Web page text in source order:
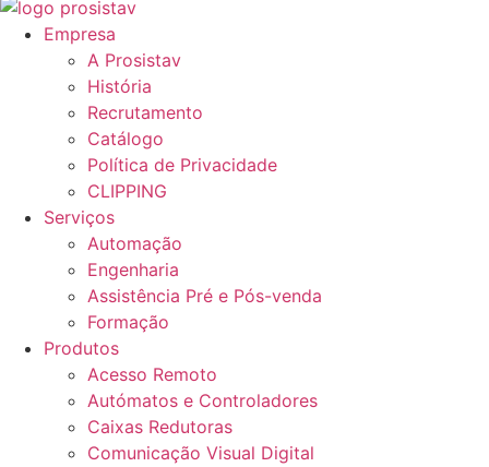
Empresa
A Prosistav
História
Recrutamento
Catálogo
Política de Privacidade
CLIPPING
Serviços
Automação
Engenharia
Assistência Pré e Pós-venda
Formação
Produtos
Acesso Remoto
Autómatos e Controladores
Caixas Redutoras
Comunicação Visual Digital